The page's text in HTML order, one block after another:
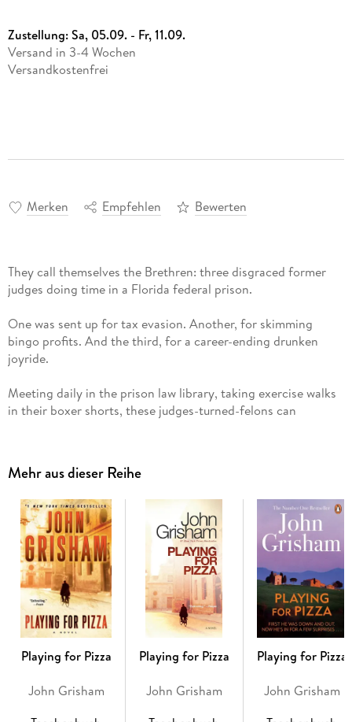
Zustellung:Sa, 05.09. - Fr, 11.09.
Versand in 3-4 Wochen
Versandkostenfrei
Merken Empfehlen Bewerten
They call themselves the Brethren: three disgraced former
judges doing time in a Florida federal prison.
One was sent up for tax evasion. Another, for skimming
bingo profits. And the third, for a career-ending drunken
joyride.
Meeting daily in the prison law library, taking exercise walks
in their boxer shorts, these judges-turned-felons can
Or they can use their time in prison to get very rich -- very
fast. And so they sit, sprawled in the prison library, furiously
writing letters, fine-tuning a wickedly brilliant extortion scam
... while events outside their prison walls begin to erupt.
A bizarre presidential election is holding the nation in its
grips -- and a powerful government figure is pulling some
very hidden strings. For the Brethren, the timing couldn't be
better. Because they've just found the perfect victim...
Mehr aus dieser Reihe
Playing for Pizza
John Grisham
Playing for Pizza
John Grisham
Playing for Pizza
John Grisham